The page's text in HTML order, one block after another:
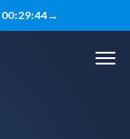
00:29:43→